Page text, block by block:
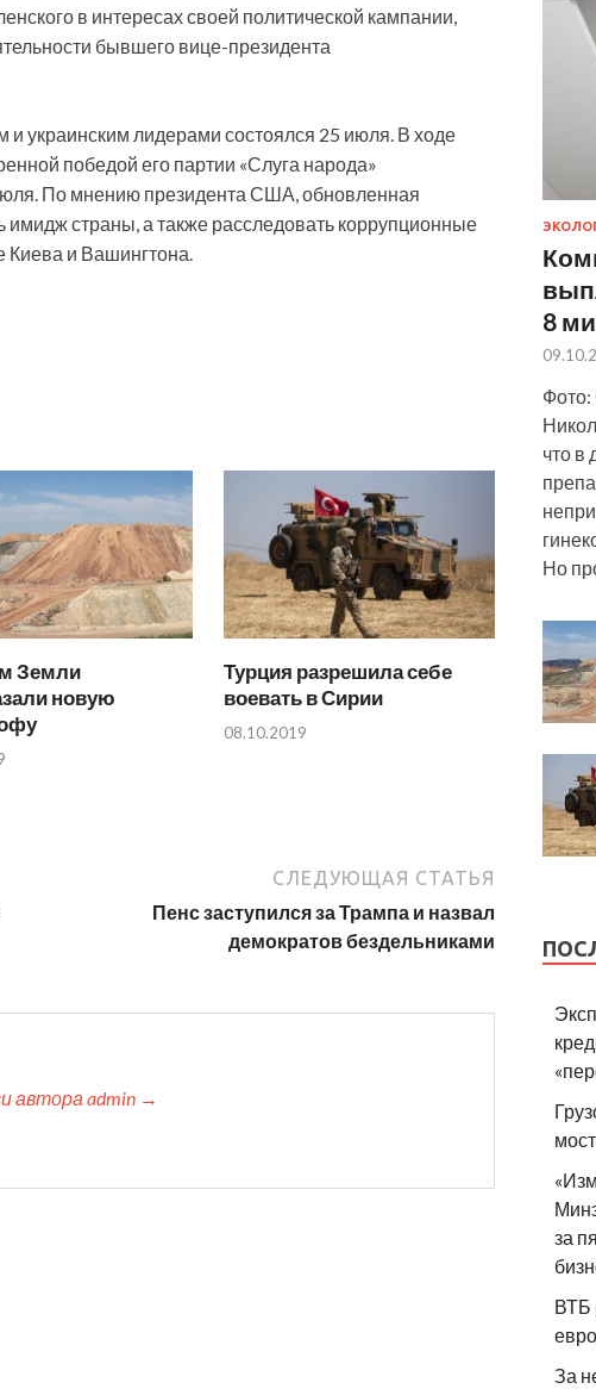
в интересах своей политической кампании,
бывшего вице-президента
украинским лидерами состоялся 25 июля. В ходе
победой его партии «Слуга народа»
По мнению президента США, обновленная
имидж страны, а также расследовать коррупционные
Киева и Вашингтона.
Земли
новую
Турция разрешила себе
воевать в Сирии
08.10.2019
СЛЕДУЮЩАЯ СТАТЬЯ
Пенс заступился за Трампа и назвал
демократов бездельниками
автора admin →
8
Фото:
что в
Но
за
ВТБ
евро
За